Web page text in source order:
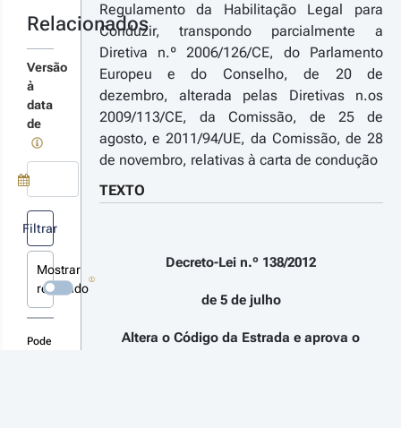
-
Série
o
e o
para
12-07
Relacionados
Versão
à
data
de
Use a tecla de seta para baixo para abrir o calendário; Use as
Filtrar
Mostrar
revogado
Pode
Regulamento da Habilitação Legal para
Conduzir, transpondo parcialmente a
Diretiva n.º 2006/126/CE, do Parlamento
Europeu e do Conselho, de 20 de
dezembro, alterada pelas Diretivas n.os
2009/113/CE, da Comissão, de 25 de
agosto, e 2011/94/UE, da Comissão, de 28
de novembro, relativas à carta de condução
TEXTO
Decreto-Lei n.º 138/2012
de 5 de julho
Altera o Código da Estrada e aprova o